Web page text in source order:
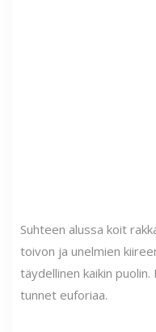
Suhteen alussa koit
toivon ja unelmien
täydellinen kaikin
tunnet euforiaa.